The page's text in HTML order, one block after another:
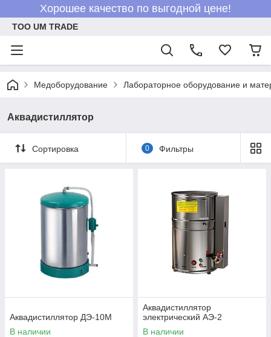
Хорошее качество по выгодной цене!
ТОО UM TRADE
Медоборудование Лабораторное оборудование и
Аквадистиллятор
Сортировка 0 Фильтры
Аквадистиллятор ДЭ-10М
В наличии
Аквадистиллятор
электрический АЭ-2
В наличии